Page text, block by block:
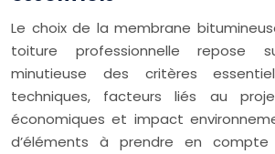
Le choix de la membrane
toiture professionnelle repose
minutieuse des critères
techniques, facteurs liés au
économiques et impact
d’éléments à prendre en